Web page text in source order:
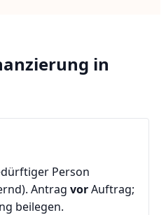
in
Person
Antrag vorAuftrag;
beilegen.